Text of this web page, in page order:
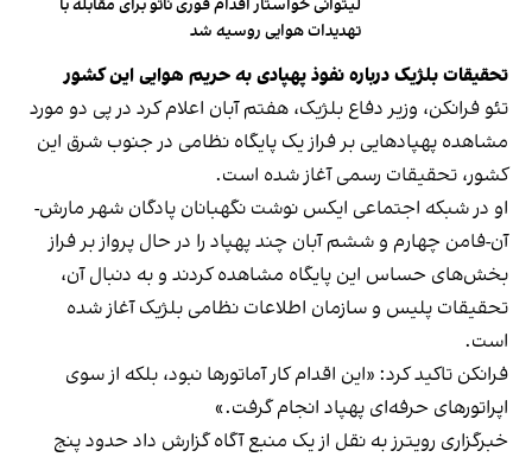
لیتوانی خواستار اقدام فوری ناتو برای مقابله با
تهدیدات هوایی روسیه شد
تحقیقات بلژیک درباره نفوذ پهپادی به حریم هوایی این کشور
تئو فرانکن، وزیر دفاع بلژیک، هفتم آبان اعلام کرد در پی دو مورد
مشاهده پهپادهایی بر فراز یک پایگاه نظامی در جنوب‌ شرق این
کشور، تحقیقات رسمی آغاز شده است.
او در شبکه اجتماعی ایکس نوشت نگهبانان پادگان شهر مارش-
آن-فامن چهارم و ششم آبان چند پهپاد را در حال پرواز بر فراز
بخش‌های حساس این پایگاه مشاهده کردند و به‌ دنبال آن،
تحقیقات پلیس و سازمان اطلاعات نظامی بلژیک آغاز شده
است.
فرانکن تاکید کرد: «این اقدام کار آماتورها نبود، بلکه از سوی
اپراتورهای حرفه‌ای پهپاد انجام گرفت.»
خبرگزاری رویترز به نقل از یک منبع آگاه گزارش داد حدود پنج